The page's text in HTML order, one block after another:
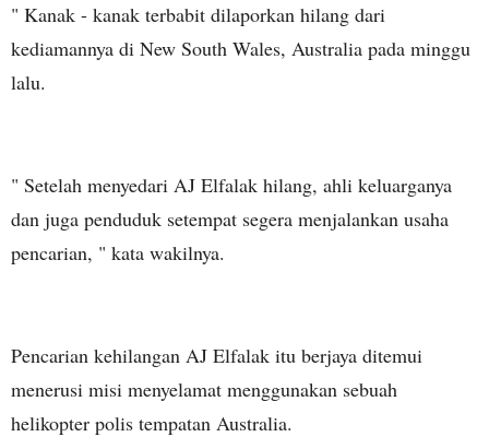
" Kanak - kanak terbabit dilaporkan hilang dari
kediamannya di New South Wales, Australia pada minggu
lalu.
" Setelah menyedari AJ Elfalak hilang, ahli keluarganya
dan juga penduduk setempat segera menjalankan usaha
pencarian, " kata wakilnya.
Pencarian kehilangan AJ Elfalak itu berjaya ditemui
menerusi misi menyelamat menggunakan sebuah
helikopter polis tempatan Australia.